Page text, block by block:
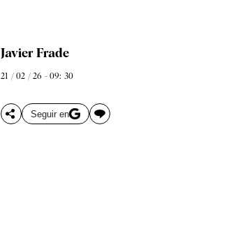
Javier Frade
21 / 02 / 26 - 09: 30
Seguir en